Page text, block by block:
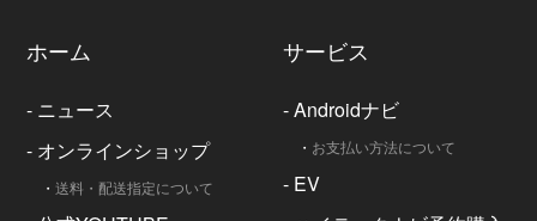
ホーム
- ニュース
- オンラインショップ
・送料・配送指定について
サービス
-Androidナビ
・ お支払い方法について
- EV